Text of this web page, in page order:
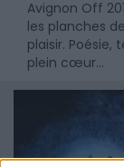
Avignon Off
les planches
plaisir. Poésie,
plein cœur...